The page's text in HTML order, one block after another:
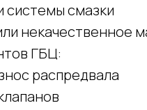
системы смазки
некачественное
ГБЦ:
распредвала